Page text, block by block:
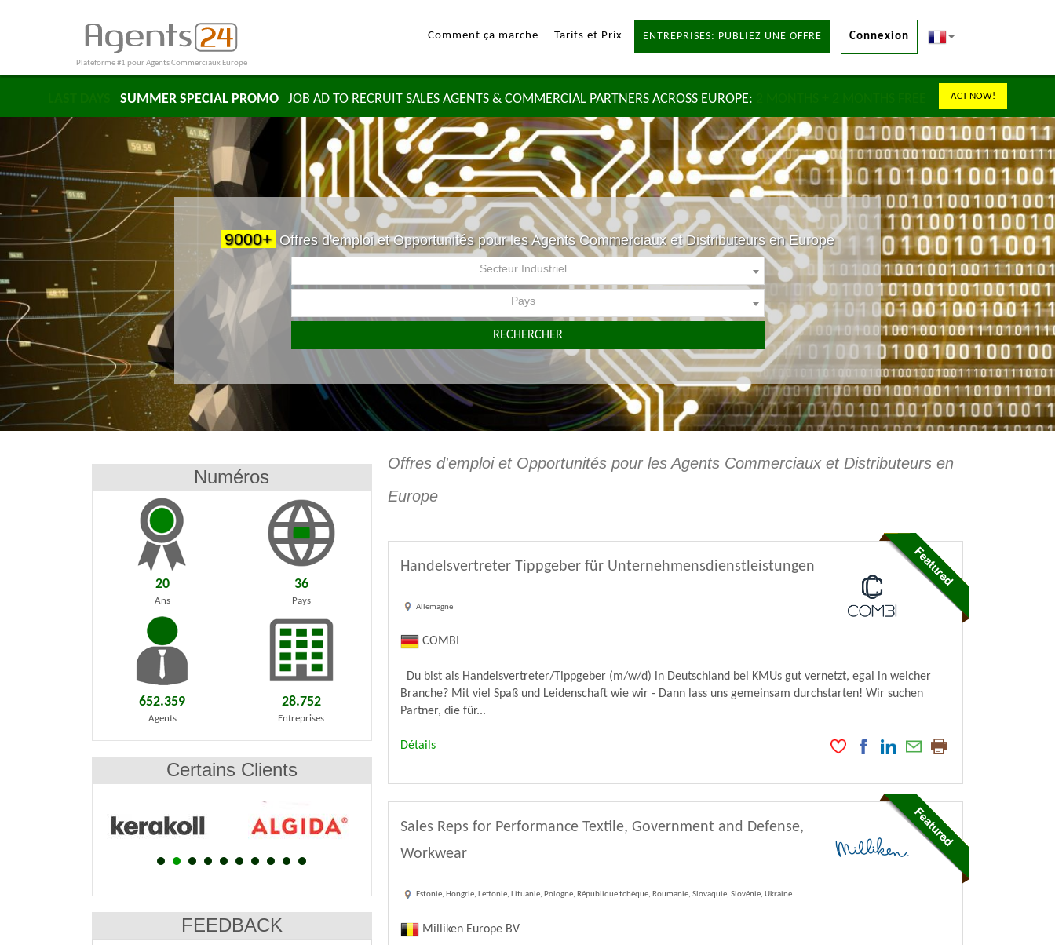
Plateforme #1 pour Agents Commerciaux Europe
Comment ça marche Tarifs et Prix ENTREPRISES: PUBLIEZ UNE OFFRE Connexion
SUMMER SPECIAL PROMO JOB AD TO RECRUIT SALES AGENTS & COMMERCIAL PARTNERS ACROSS EUROPE: ACT NOW!
9000+ Offres d'emploi et Opportunités pour les Agents Commerciaux et Distributeurs en Europe
Secteur Industriel
Pays
RECHERCHER
Offres d'emploi et Opportunités pour les Agents Commerciaux et Distributeurs en
Europe
Handelsvertreter Tippgeber für Unternehmensdienstleistungen
Allemagne
COMBI
Du bist als Handelsvertreter/Tippgeber (m/w/d) in Deutschland bei KMUs gut vernetzt, egal in welcher
Branche? Mit viel Spaß und Leidenschaft wie wir - Dann lass uns gemeinsam durchstarten! Wir suchen
Partner, die für...
Détails
Sales Reps for Performance Textile, Government and Defense,
Workwear
Estonie, Hongrie, Lettonie, Lituanie, Pologne, République tchèque, Roumanie, Slovaquie, Slovénie, Ukraine
Milliken Europe BV
Numéros
20
Ans
36
Pays
652.359
Agents
28.752
Entreprises
Certains Clients
FEEDBACK